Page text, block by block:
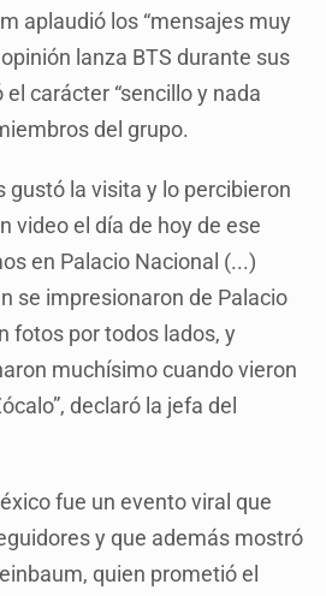
aplaudió los “mensajes muy
lanza BTS durante sus
carácter “sencillo y nada
del grupo.
gustó la visita y lo percibieron
video el día de hoy de ese
en Palacio Nacional (...)
se impresionaron de Palacio
fotos por todos lados, y
muchísimo cuando vieron
declaró la jefa del
fue un evento viral que
y que además mostró
quien prometió el